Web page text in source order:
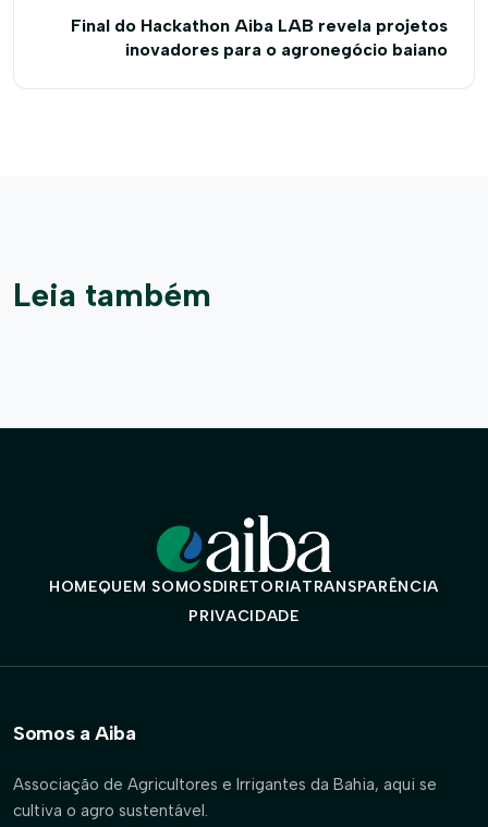
Final do Hackathon Aiba LAB revela projetos
inovadores para o agronegócio baiano
Leia também
HOMEQUEM SOMOSDIRETORIATRANSPARÊNCIA
PRIVACIDADE
Somos a Aiba
Associação de Agricultores e Irrigantes da Bahia, aqui se
cultiva o agro sustentável.